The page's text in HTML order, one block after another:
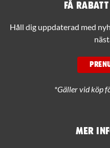
Mer
Få
Håll dig uppdaterad med
*Gäller vid köp